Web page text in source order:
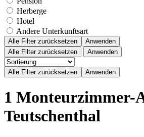
Herberge
Hotel
Andere Unterkunftsart
Alle Filter zurücksetzen
Anwenden
Alle Filter zurücksetzen
Anwenden
1 Monteurzimmer-
Teutschenthal